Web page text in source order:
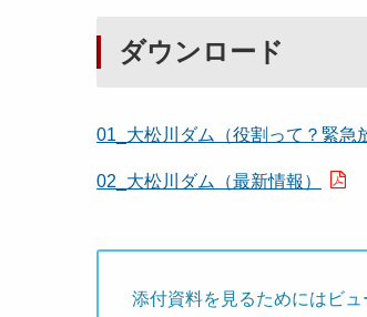
ダウンロード
01_大松川ダム（役割って？緊急
02_大松川ダム（最新情報）
添付資料を見るためにはビュ